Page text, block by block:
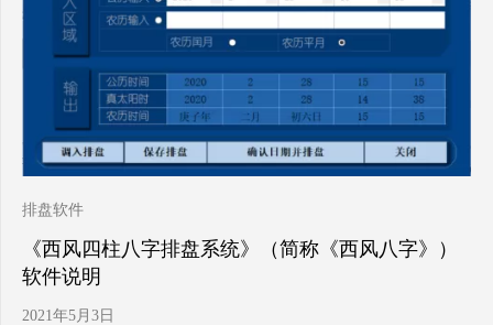
排盘软件
《西风四柱八字排盘系统》（简称《西风八字》）
软件说明
2021年5月3日